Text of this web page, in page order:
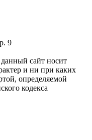
9
сайт носит
и ни при каких
определяемой
кодекса